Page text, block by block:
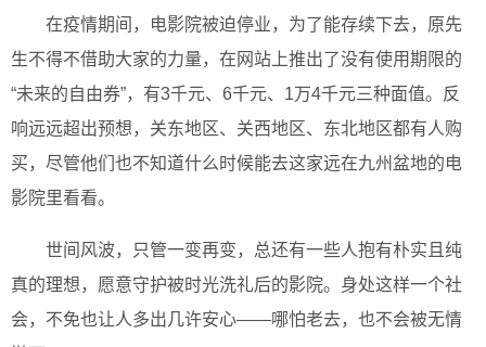
在疫情期间，电影院被迫停业，为了能存续下去，原先
生不得不借助大家的力量，在网站上推出了没有使用期限的
“未来的自由券”，有3千元、6千元、1万4千元三种面值。反
响远远超出预想，关东地区、关西地区、东北地区都有人购
买，尽管他们也不知道什么时候能去这家远在九州盆地的电
影院里看看。
世间风波，只管一变再变，总还有一些人抱有朴实且纯
真的理想，愿意守护被时光洗礼后的影院。身处这样一个社
会，不免也让人多出几许安心——哪怕老去，也不会被无情